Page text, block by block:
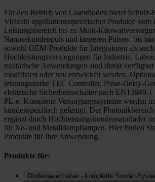
Für den Betrieb von Laserdioden bietet Schulz-
Vielzahl applikationsspezifischer Produkte vom
Leistungsbereich bis zu Multi-
Nanosekundenpuls und längeren Pulsen- bis
sowohl OEM-Produkte für Integratoren als
Hochleistungsversorgungen für Industrie,
militärische Anwendungen sind direkt
modifiziert oder neu entwickelt werden.
leistungsstarke TEC Controller, Pulse-Delay-
elektrische Sicherheitsschalter nach EN13849-
PL-e. Komplette Versorgungssysteme werden
kundenspezifisch gefertigt. Der
ergänzt durch Hochleistungskondensatorlader
für Xe- und Metalldampflampen. Hier finden
Produkte für Ihre Anwendung.
Produkte für:
Diodenlasertreiber - komplette Sonder-